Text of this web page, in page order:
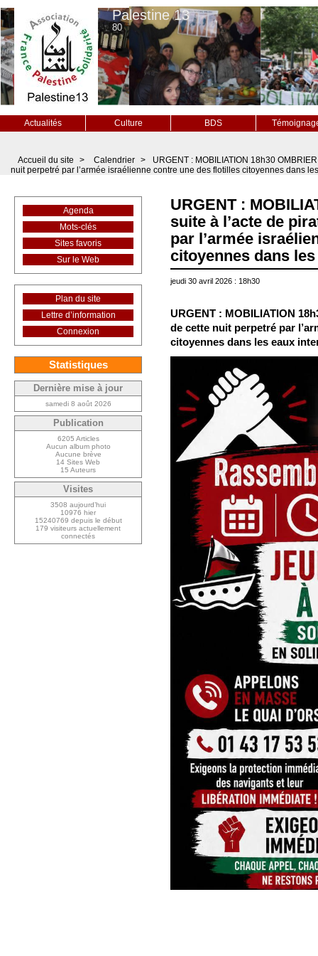
Palestine 13
80
Actualités Culture BDS
Accueil du site > Calendrier >
URGENT : MOBILIATION 18h30
nuit perpetré par l’armée israélienne contre une des flotilles citoyennes dans
URGENT :
suite à l’acte de
par l’armée
citoyennes dans
jeudi 30 avril 2026 : 18h30
URGENT : MOBILIATION
de cette nuit perpetré par
citoyennes dans les eaux
Agenda
Mots-clés
Sites favoris
Sur le Web
Plan du site
Lettre d’information
Connexion
Statistiques
Dernière mise à jour
samedi 8 août 2026
Publication
6205 Articles
Aucun album photo
Aucune brève
14 Sites Web
15 Auteurs
Visites
3508 aujourd’hui
10976 hier
15240769 depuis le début
179 visiteurs actuellement
connectés